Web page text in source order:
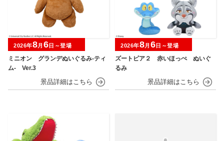
ミニオン グランデぬいぐるみ‐ティ
ム‐ Ver.3
2026年8月 6 日～登場
ズートピア２ 赤いほっぺ ぬいぐ
るみ
2026年8月 6 日～登場